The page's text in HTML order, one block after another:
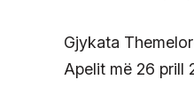
Gjykata
Apelit më 26 prill